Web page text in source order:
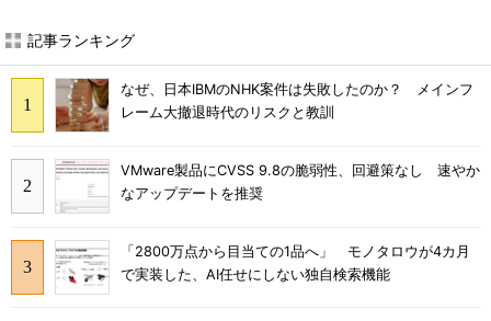
記事ランキング
なぜ、日本IBMのNHK案件は失敗したのか？ メインフ
レーム大撤退時代のリスクと教訓
VMware製品にCVSS 9.8の脆弱性、回避策なし 速やか
なアップデートを推奨
「2800万点から目当ての1品へ」 モノタロウが4カ月
で実装した、AI任せにしない独自検索機能